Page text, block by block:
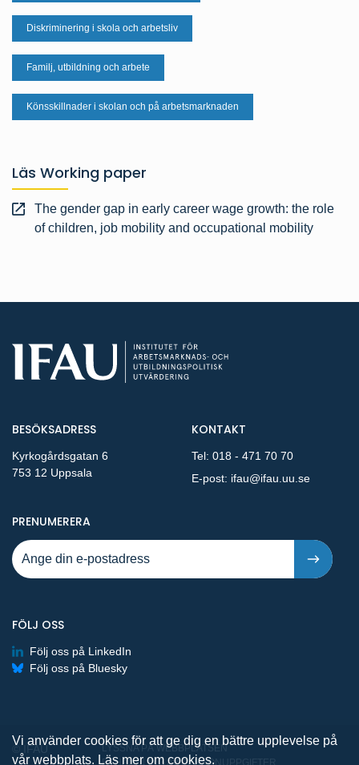
Diskriminering i skola och arbetsliv
Familj, utbildning och arbete
Könsskillnader i skolan och på arbetsmarknaden
Läs Working paper
The gender gap in early career wage growth: the role
of children, job mobility and occupational mobility
BESÖKSADRESS
Kyrkogårdsgatan 6
753 12 Uppsala
KONTAKT
Tel: 018 - 471 70 70
E-post: ifau@ifau.uu.se
PRENUMERERA
FÖLJ OSS
Följ oss på LinkedIn
Följ oss på Bluesky
© IFAU
LYSSNA PÅ WEBBPLATSEN
BEHANDLING AV PERSONUPPGIFTER
Vi använder cookies för att ge dig en bättre upplevelse på
vår webbplats. Läs mer om cookies.